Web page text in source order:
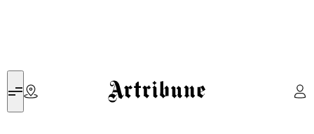
Artribune